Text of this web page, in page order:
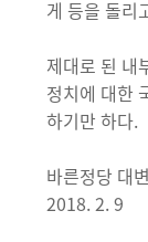
게 등을 돌리
제대로 된 내
정치에 대한
하기만 하다.
바른정당 대
2018. 2. 9